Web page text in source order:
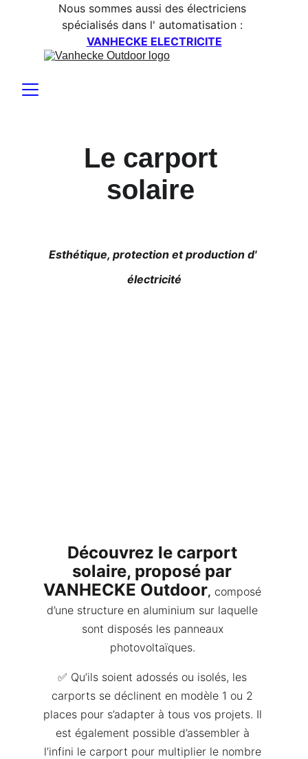
Nous sommes aussi des électriciens
spécialisés dans l' automatisation :
VANHECKE ELECTRICITE
Le carport
solaire
Esthétique, protection et production d'
électricité
Découvrez le carport
solaire, proposé par
VANHECKE Outdoor, composé
d’une structure en aluminium sur laquelle
sont disposés les panneaux
photovoltaïques.
✅ Qu’ils soient adossés ou isolés, les
carports se déclinent en modèle 1 ou 2
places pour s’adapter à tous vos projets. Il
est également possible d’assembler à
l’infini le carport pour multiplier le nombre